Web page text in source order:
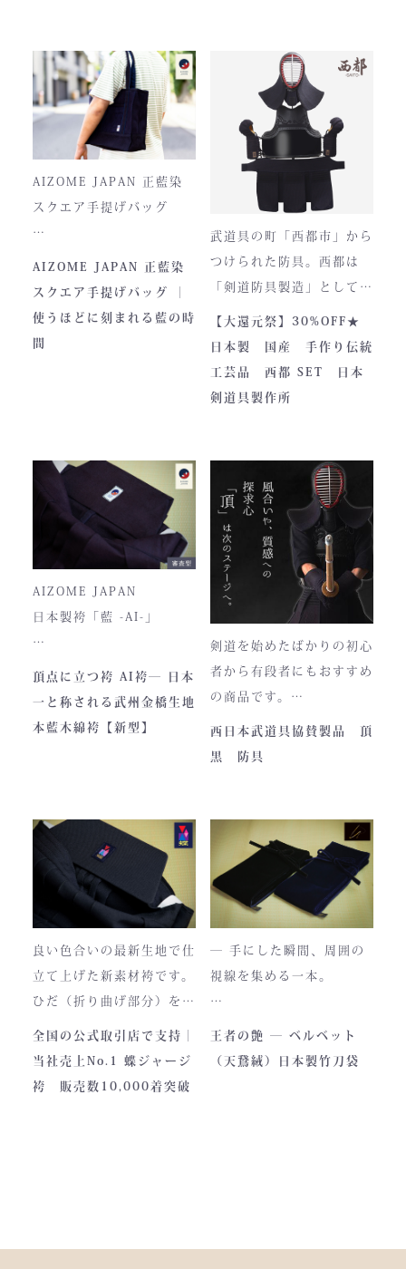
堅牢さ、美しい造形、そし
て驚くほどの機動力。実戦
に必要な「守り」と「動
き」を極限まで高めたこの
一式は、まさに現代剣道具
の完成形と呼ぶにふさわし
い逸品です。余計な装飾を
一切排し、機能美だけを追
は、全日本武道具が誇
正藍染ならではの深みある
色合いは、使い込むほどに
風合いが増し、唯一無二の
存在へと変化。
さらに、熊本の熟練職人に
AIZOME JAPAN 正藍染
スクエア手提げバッグ
とってもお洒落な和柄の手
提げバッグです。
内側には2つのポケットが
ついております。
ハンドルの高さ：22cm
■仕様
ファスナー部分にはYKK製
を使用しております。
入荷時期やロットにより、
ファスナーのデザイン・仕
様が一部異なる場合がござ
それもまた"本物の証"。
使い込むほどに色は落ち着
き、
あなただけの一着へと育っ
ていきます。
藍が変化していく時間ご
と、お楽しみください。
AIZOME JAPAN 正藍染
スクエア手提げバッグ ｜
使うほどに刻まれる藍の時
間
武道具の町「西都市」から
つけられた防具。西都は
「剣道防具製造」として町
のPRやふるさと納税のた
めに作られました。しかし
全国の販売店様の強い意向
で卸販売を開始すると瞬く
トが町のPRとふるさと納
税ということもあり、高品
質低価格をできるだけ再現
しております。特に籠手は
使いやすいと評判です。
【大還元祭】30%OFF★
日本製 国産 手作り伝統
工芸品 西都 SET 日本
剣道具製作所
AIZOME JAPAN
日本製袴「藍 -AI-」
― 武州正藍染 × 熊本工
場製作 ―
日本国内でも袴を手がける
職人が数えるほどしかいな
い今、
この袴は、一針一針に魂を
込めて仕立てられた 日本
最高峰の逸品 です。
製作の地は、火の国・熊
数々の名勝負の舞台にも選
頂点に立つ袴 AI袴― 日本
一と称される武州金橋生地
本藍木綿袴【新型】
剣道を始めたばかりの初心
者から有段者にもおすすめ
の商品です。
【商品内容】
・頂黒セット
西日本武道具協賛製品 頂
黒 防具
良い色合いの最新生地で仕
立て上げた新素材袴です。
ひだ（折り曲げ部分）を縫
い込んでありますので洗濯
しても崩れが少なく簡単に
折りたためます。
全国の公式取引店で支持｜
当社売上No.1 蝶ジャージ
袴 販売数10,000着突破
― 手にした瞬間、周囲の
視線を集める一本。
深く艶めくベルベットの光
沢。
王者の艶 ― ベルベット
（天鵞絨）日本製竹刀袋